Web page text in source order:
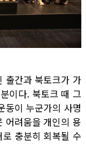
출간과 북토크가 가
이다. 북토크 때 그
동이 누군가의 사명
어려움을 개인의 용
충분히 회복될 수